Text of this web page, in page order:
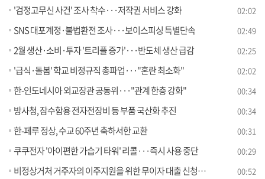
'검정고무신 사건' 조사 착수···저작권 서비스 강화 02:02
SNS 대포계정·불법환전 조사···보이스피싱 특별단속 02:49
2월 생산·소비·투자 '트리플 증가'···반도체 생산 급감 02:25
'급식·돌봄' 학교 비정규직 총파업···"혼란 최소화" 02:02
한-인도네시아 외교장관 공동위···"관계 한층 강화" 00:34
방사청, 잠수함용 전자전장비 등 부품 국산화 추진 00:34
한-페루 정상, 수교 60주년 축하서한 교환 00:31
쿠쿠전자 '아이편한 가습기 타워' 리콜···즉시 사용 중단 00:29
비정상거처 거주자의 이주지원을 위한 무이자 대출 신청하세요 00:52